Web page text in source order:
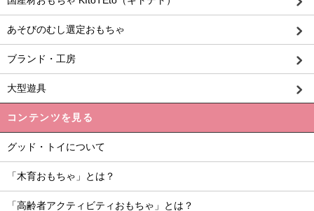
あそびのむし選定おもちゃ
ブランド・工房
大型遊具
コンテンツを見る
グッド・トイについて
「木育おもちゃ」とは？
「高齢者アクティビティおもちゃ」とは？